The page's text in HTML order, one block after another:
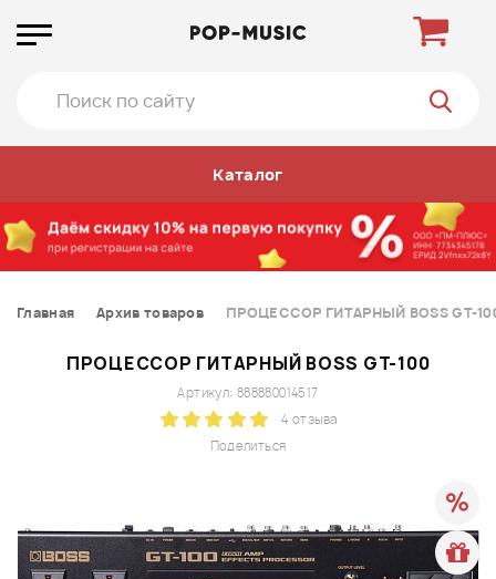
Каталог
Главная Архив товаров ПРОЦЕССОР ГИТАРНЫЙ BOSS GT-
ПРОЦЕССОР ГИТАРНЫЙ BOSS GT-100
Поделиться
Артикул: 888880014517
4 отзыва